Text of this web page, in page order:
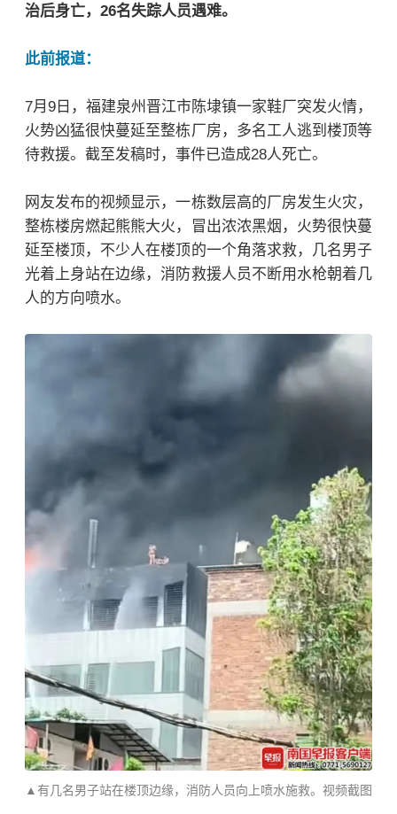
治后身亡，26名失踪人员遇难。
此前报道：
7月9日，福建泉州晋江市陈埭镇一家鞋厂突发火情，
火势凶猛很快蔓延至整栋厂房，多名工人逃到楼顶等
待救援。截至发稿时，事件已造成28人死亡。
网友发布的视频显示，一栋数层高的厂房发生火灾，
整栋楼房燃起熊熊大火，冒出浓浓黑烟，火势很快蔓
延至楼顶，不少人在楼顶的一个角落求救，几名男子
光着上身站在边缘，消防救援人员不断用水枪朝着几
人的方向喷水。
▲有几名男子站在楼顶边缘，消防人员向上喷水施救。视频截图